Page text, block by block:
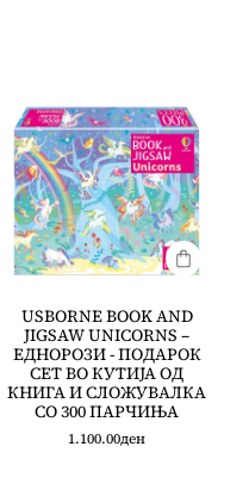
USBORNE BOOK AND
JIGSAW UNICORNS –
ЕДНОРОЗИ - ПОДАРОК
СЕТ ВО КУТИЈА ОД
КНИГА И СЛОЖУВАЛКА
СО 300 ПАРЧИЊА
1.100.00ден